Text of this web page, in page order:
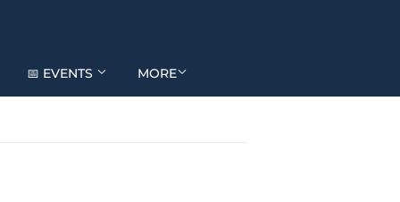
📅 EVENTS MORE